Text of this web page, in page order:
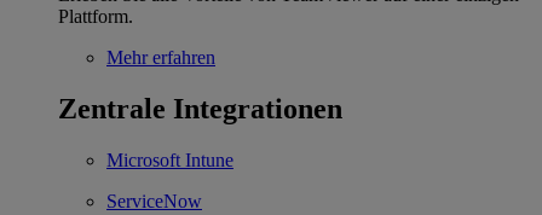
Plattform.
Mehr erfahren
Zentrale Integrationen
Microsoft Intune
ServiceNow